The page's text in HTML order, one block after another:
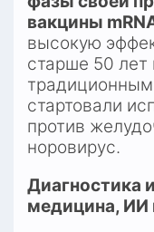
вакцины
высокую
старше 50 лет
стартовали
против
норовирус.​
Диагностика
медицина, ИИ